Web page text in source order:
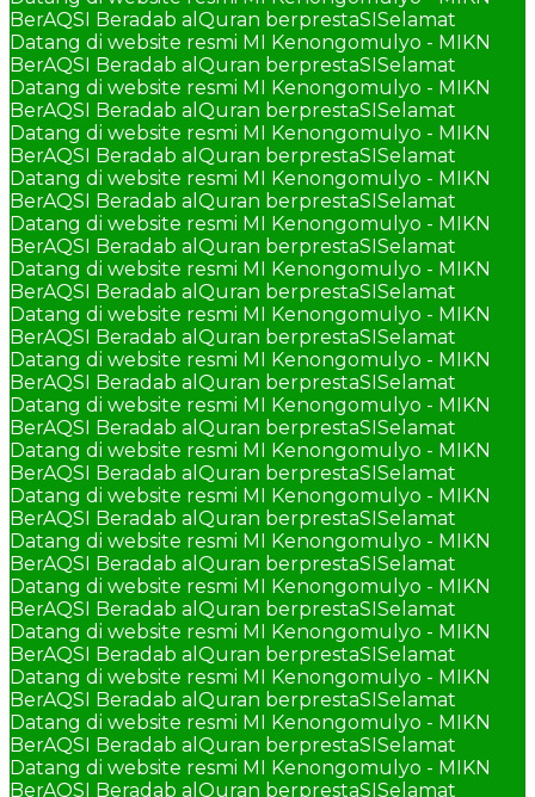
BerAQSI Beradab alQuran berprestaSISelamat
Datang di website resmi MI Kenongomulyo - MIKN
BerAQSI Beradab alQuran berprestaSISelamat
Datang di website resmi MI Kenongomulyo - MIKN
BerAQSI Beradab alQuran berprestaSISelamat
Datang di website resmi MI Kenongomulyo - MIKN
BerAQSI Beradab alQuran berprestaSISelamat
Datang di website resmi MI Kenongomulyo - MIKN
BerAQSI Beradab alQuran berprestaSISelamat
Datang di website resmi MI Kenongomulyo - MIKN
BerAQSI Beradab alQuran berprestaSISelamat
Datang di website resmi MI Kenongomulyo - MIKN
BerAQSI Beradab alQuran berprestaSISelamat
Datang di website resmi MI Kenongomulyo - MIKN
BerAQSI Beradab alQuran berprestaSISelamat
Datang di website resmi MI Kenongomulyo - MIKN
BerAQSI Beradab alQuran berprestaSISelamat
Datang di website resmi MI Kenongomulyo - MIKN
BerAQSI Beradab alQuran berprestaSISelamat
Datang di website resmi MI Kenongomulyo - MIKN
BerAQSI Beradab alQuran berprestaSISelamat
Datang di website resmi MI Kenongomulyo - MIKN
BerAQSI Beradab alQuran berprestaSISelamat
Datang di website resmi MI Kenongomulyo - MIKN
BerAQSI Beradab alQuran berprestaSISelamat
Datang di website resmi MI Kenongomulyo - MIKN
BerAQSI Beradab alQuran berprestaSISelamat
Datang di website resmi MI Kenongomulyo - MIKN
BerAQSI Beradab alQuran berprestaSISelamat
Datang di website resmi MI Kenongomulyo - MIKN
BerAQSI Beradab alQuran berprestaSISelamat
Datang di website resmi MI Kenongomulyo - MIKN
BerAQSI Beradab alQuran berprestaSISelamat
Datang di website resmi MI Kenongomulyo - MIKN
BerAQSI Beradab alQuran berprestaSISelamat